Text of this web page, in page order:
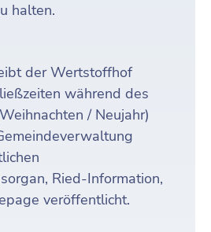
halten.
der Wertstoffhof
während des
/ Neujahr)
Ried-Information,
veröffentlicht.